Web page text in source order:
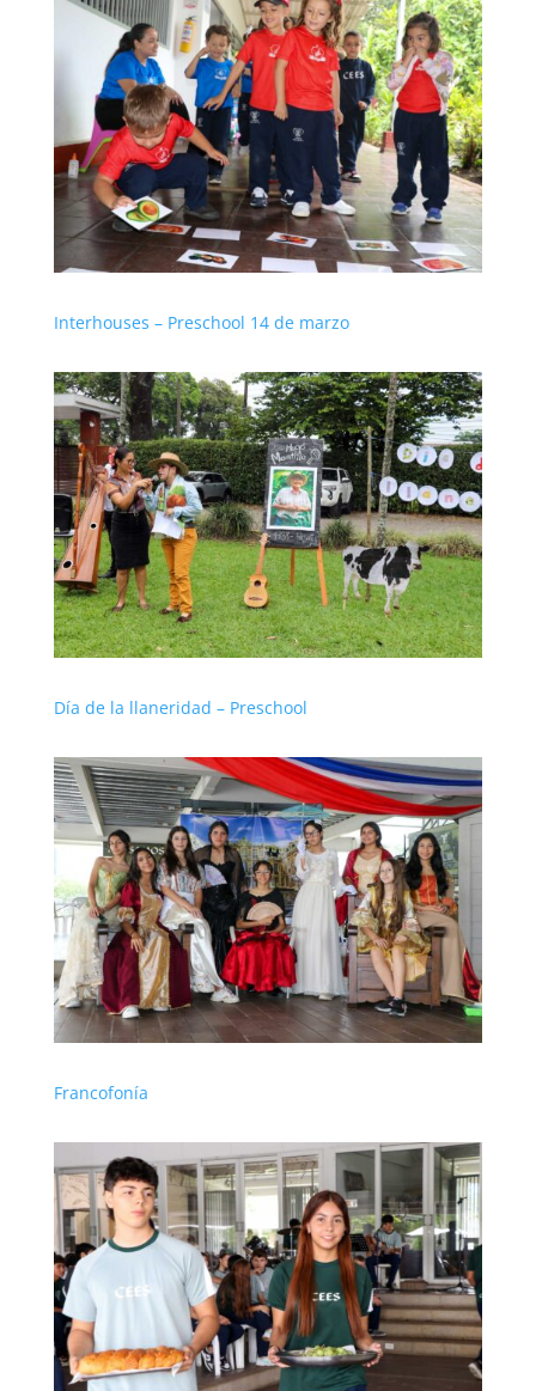
Interhouses – Preschool 14 de marzo
Día de la llaneridad – Preschool
Francofonía